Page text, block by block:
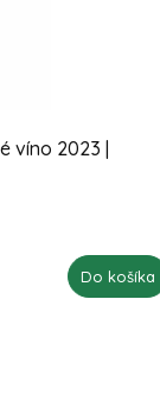
víno 2023 |
Do košíka